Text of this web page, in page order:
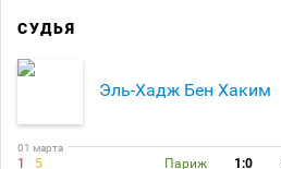
СУДЬЯ
Эль-Хадж Бен Хаким
01 марта
1 5 Париж 1:0